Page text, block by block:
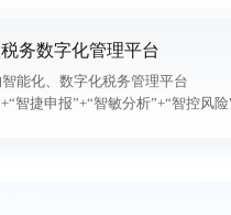
务数字化管理平台
能化、数字化税务管理平台
智捷申报”+“智敏分析”+“智控风